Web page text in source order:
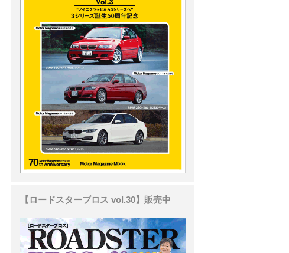
【ロードスターブロス vol.30】販売中